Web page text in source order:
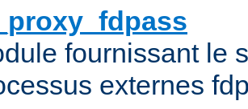
fournissant le
externes